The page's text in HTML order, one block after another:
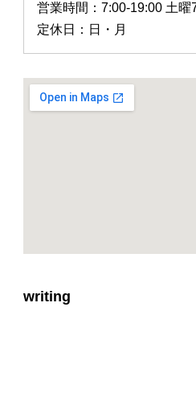
営業時間：7:00-19:00 土曜
定休日：日・月
writing